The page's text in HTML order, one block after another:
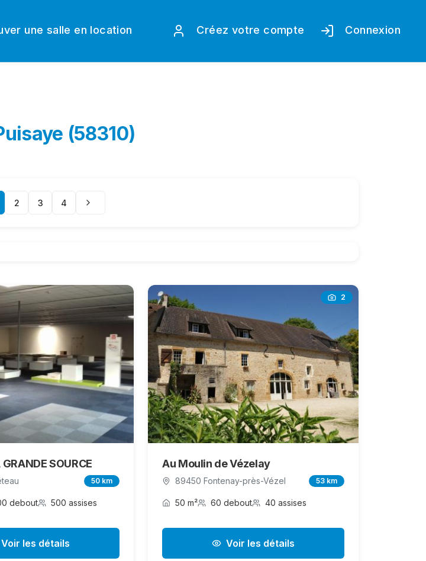
une salle en location Créez votre compte Connexion
(58310)
2 3 4
SOURCE
50 km
debout 500 assises
Voir les détails
2
Au Moulin de Vézelay
89450 Fontenay-près-Vézel 53 km
50 m² 60 debout 40 assises
Voir les détails